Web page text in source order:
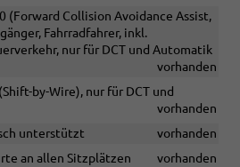
(Forward Collision Avoidance Assist,
Fahrradfahrer, inkl.
nur für DCT und Automatik
vorhanden
by-Wire), nur für DCT und
vorhanden
unterstützt
vorhanden
an allen Sitzplätzen
vorhanden